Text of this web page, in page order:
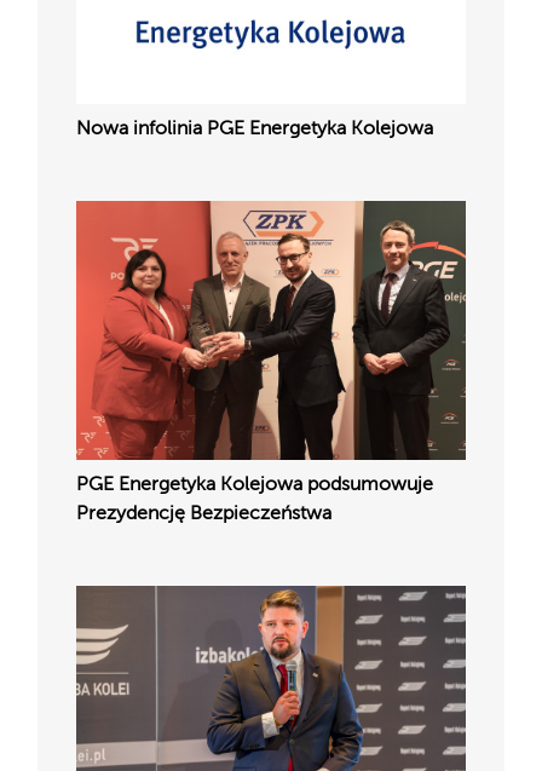
Nowa infolinia PGE Energetyka Kolejowa
PGE Energetyka Kolejowa podsumowuje
Prezydencję Bezpieczeństwa